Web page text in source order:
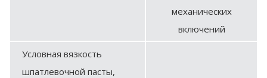
механических
включений
Условная вязкость
шпатлевочной пасты,